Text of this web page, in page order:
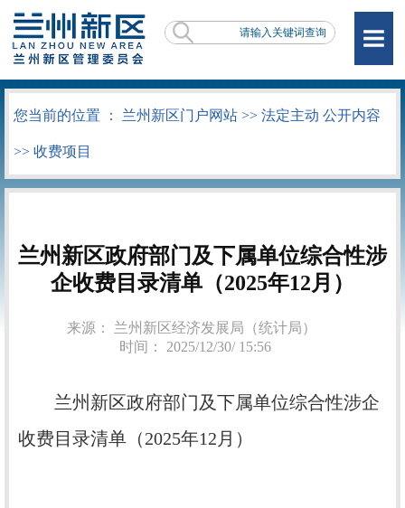
您当前的位置 ： 兰州新区门户网站 >> 法定主动 公开内容
>> 收费项目
兰州新区政府部门及下属单位综合性涉
企收费目录清单（2025年12月）
来源： 兰州新区经济发展局（统计局）
时间： 2025/12/30/ 15:56
兰州新区政府部门及下属单位综合性涉企
收费目录清单（2025年12月）